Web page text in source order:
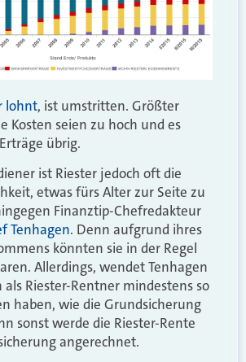
lohnt, ist umstritten. Größter
Kosten seien zu hoch und es
übrig.
ist Riester jedoch oft die
etwas fürs Alter zur Seite zu
Finanztip-Chefredakteur
Tenhagen. Denn aufgrund ihres
könnten sie in der Regel
Allerdings, wendet Tenhagen
Riester-Rentner mindestens so
haben, wie die Grundsicherung
sonst werde die Riester-Rente
angerechnet.